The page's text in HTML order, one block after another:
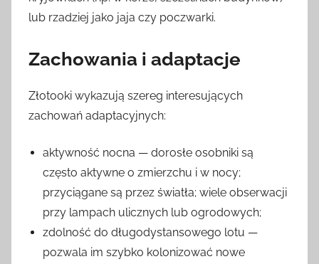
lub rzadziej jako jaja czy poczwarki.
Zachowania i adaptacje
Złotooki wykazują szereg interesujących
zachowań adaptacyjnych:
aktywność nocna — dorosłe osobniki są
często aktywne o zmierzchu i w nocy;
przyciągane są przez światła; wiele obserwacji
przy lampach ulicznych lub ogrodowych;
zdolność do długodystansowego lotu —
pozwala im szybko kolonizować nowe